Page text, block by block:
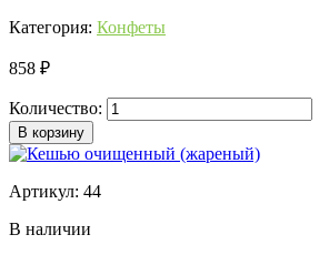
Категория: Конфеты
858 ₽
Количество:
В корзину
Артикул: 44
В наличии